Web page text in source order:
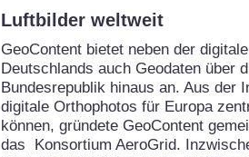
Luftbilder weltweit
GeoContent bietet neben der
Deutschlands auch Geodaten über
Bundesrepublik hinaus an. Aus der
digitale Orthophotos für Europa
können, gründete GeoContent
das Konsortium AeroGrid.